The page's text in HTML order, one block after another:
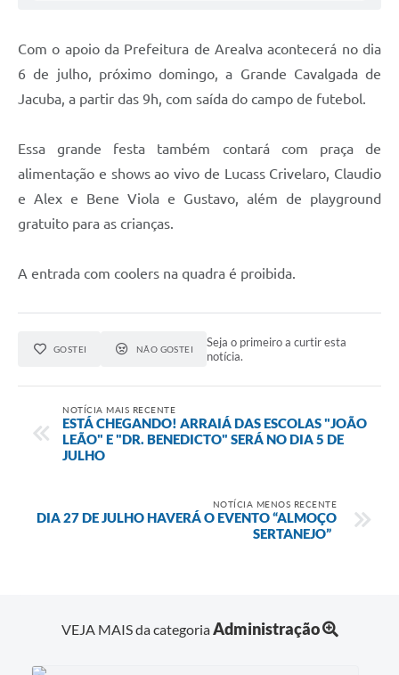
Com o apoio da Prefeitura de Arealva acontecerá no dia
6 de julho, próximo domingo, a Grande Cavalgada de
Jacuba, a partir das 9h, com saída do campo de futebol.
Essa grande festa também contará com praça de
alimentação e shows ao vivo de Lucass Crivelaro, Claudio
e Alex e Bene Viola e Gustavo, além de playground
gratuito para as crianças.
A entrada com coolers na quadra é proibida.
GOSTEI NÃO GOSTEI
Seja o primeiro a curtir esta
notícia.
NOTÍCIA MAIS RECENTE
ESTÁ CHEGANDO! ARRAIÁ DAS ESCOLAS "JOÃO
LEÃO" E "DR. BENEDICTO" SERÁ NO DIA 5 DE
JULHO
NOTÍCIA MENOS RECENTE
DIA 27 DE JULHO HAVERÁ O EVENTO “ALMOÇO
SERTANEJO”
VEJA MAIS da categoriaAdministração